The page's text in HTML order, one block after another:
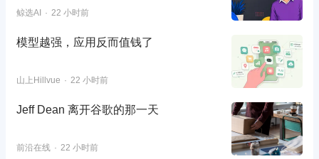
鲸选AI 22 小时前
模型越强，应用反而值钱了
山上Hillvue 22 小时前
Jeff Dean 离开谷歌的那一天
前沿在线 22 小时前